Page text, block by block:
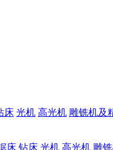
床 光机 高光机 雕铣机及
床 钻床 光机 高光机 雕